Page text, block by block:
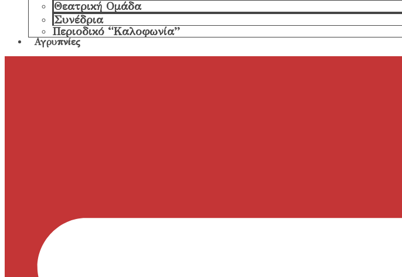
Θεατρική Ομάδα
Συνέδρια
Περιοδικό “Καλοφωνία”
Αγρυπνίες